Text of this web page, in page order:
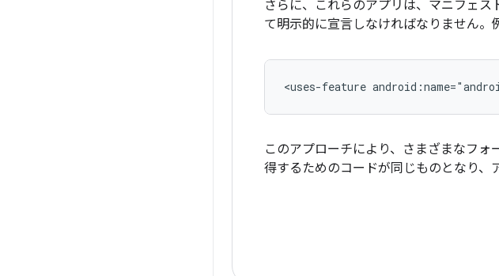
さらに、これらのアプリは、マニフェス
て明示的に宣言しなければなりません。
<uses-feature
このアプローチにより、さまざまなフ
得するためのコードが同じものとなり、